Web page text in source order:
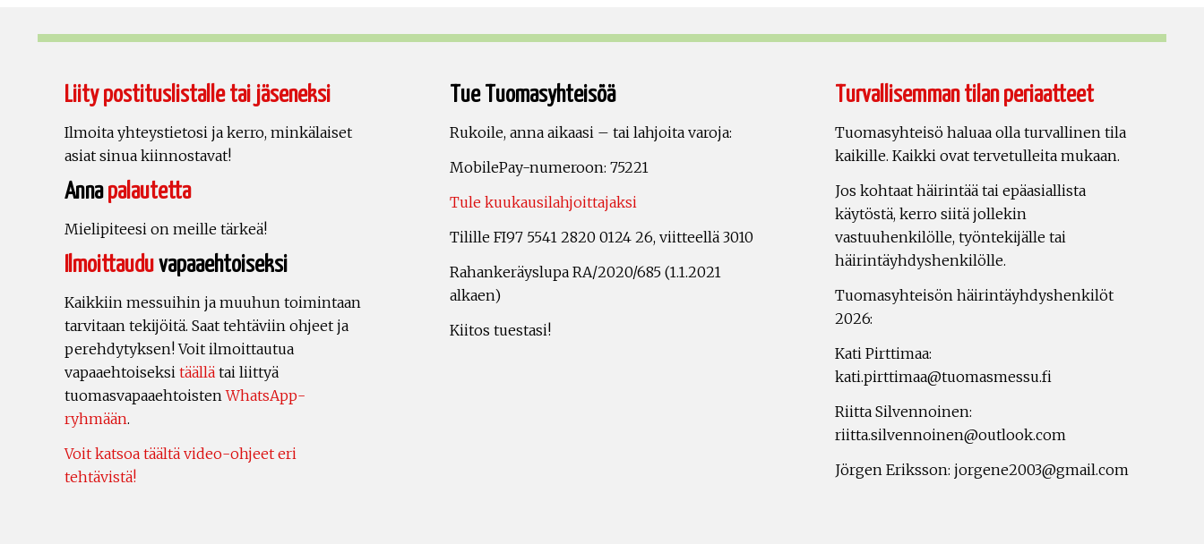
Liity postituslistalle tai jäseneksi
Ilmoita yhteystietosi ja kerro, minkälaiset
asiat sinua kiinnostavat!
Annapalautetta
Mielipiteesi on meille tärkeä!
Ilmoittauduvapaaehtoiseksi
Kaikkiin messuihin ja muuhun toimintaan
tarvitaan tekijöitä. Saat tehtäviin ohjeet ja
perehdytyksen! Voit ilmoittautua
vapaaehtoiseksi täällä tai liittyä
tuomasvapaaehtoistenWhatsApp-
ryhmään.
Voit katsoa täältä video-ohjeet eri
tehtävistä!
Tue Tuomasyhteisöä
Rukoile, anna aikaasi – tai lahjoita varoja:
MobilePay-numeroon: 75221
Tule kuukausilahjoittajaksi
Tilille FI97 5541 2820 0124 26, viitteellä 3010
Rahankeräyslupa RA/2020/685 (1.1.2021
alkaen)
Kiitos tuestasi!
Turvallisemman tilan periaatteet
Tuomasyhteisö haluaa olla turvallinen tila
kaikille. Kaikki ovat tervetulleita mukaan.
Jos kohtaat häirintää tai epäasiallista
käytöstä, kerro siitä jollekin
vastuuhenkilölle, työntekijälle tai
häirintäyhdyshenkilölle.
Tuomasyhteisön häirintäyhdyshenkilöt
2026:
Kati Pirttimaa:
kati.pirttimaa@tuomasmessu.fi
Riitta Silvennoinen:
riitta.silvennoinen@outlook.com
Jörgen Eriksson: jorgene2003@gmail.com